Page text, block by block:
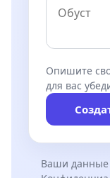
Опишите
для вас
Ваши данные